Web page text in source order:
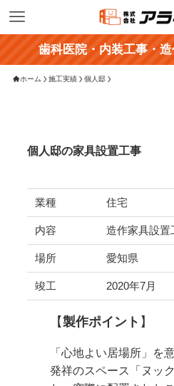
歯科医院・内装工事・造作
ホーム 施工実績 個人邸
個人邸の家具設置工事
業種 住宅
内容 造作家具設置
場所 愛知県
竣工 2020年7月
【製作ポイント 】
「心地よい居場所」を
発祥のスペース「ヌッ